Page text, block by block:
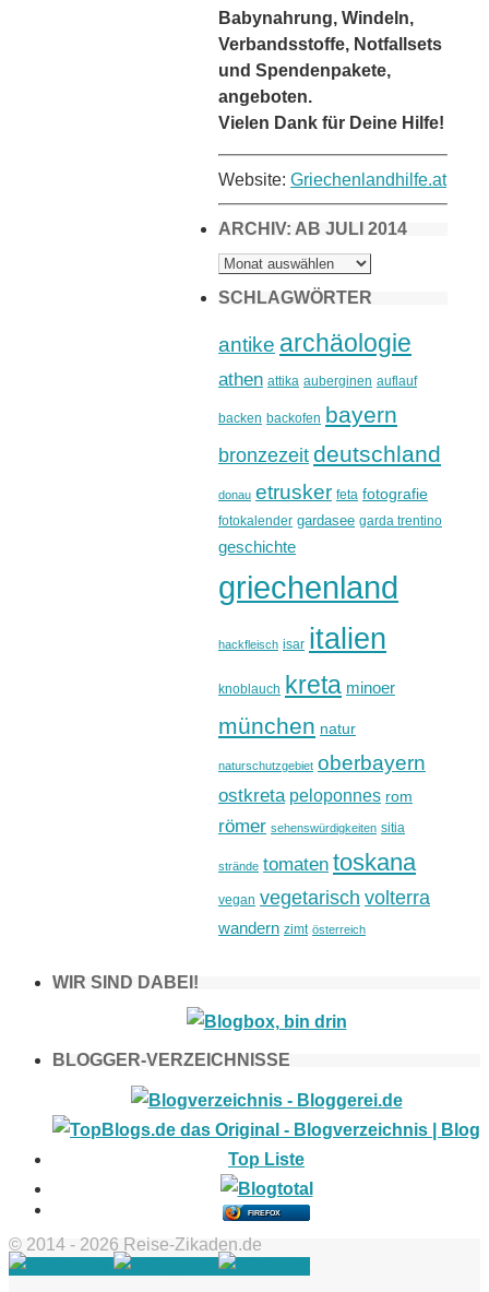
Babynahrung, Windeln,
Verbandsstoffe, Notfallsets
und Spendenpakete,
angeboten.
Vielen Dank für Deine Hilfe!
Website: Griechenlandhilfe.at
ARCHIV: AB JULI 2014
ARCHIV:
AB
2014
SCHLAGWÖRTER
antike archäologie
athen attika auberginen auflauf
backen backofen bayern
bronzezeit deutschland
donau etrusker feta fotografie
fotokalender gardasee garda trentino
geschichte
griechenland
hackfleisch isar italien
knoblauch kreta minoer
münchen natur
naturschutzgebiet oberbayern
ostkreta peloponnes rom
römer sehenswürdigkeiten sitia
strände tomaten toskana
vegan vegetarisch volterra
wandern zimt österreich
WIR SIND DABEI!
BLOGGER-VERZEICHNISSE
FIREFOX
© 2014 - 2026 Reise-Zikaden.de